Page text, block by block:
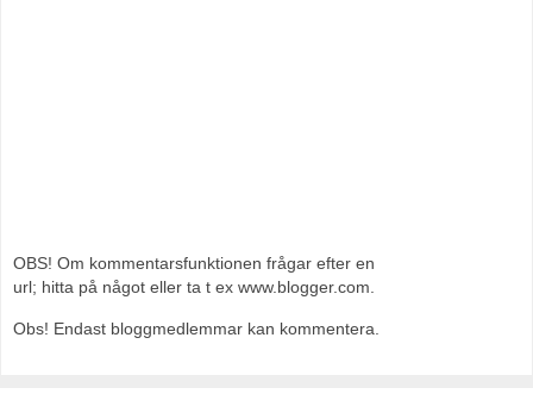
OBS! Om kommentarsfunktionen frågar efter en
url; hitta på något eller ta t ex www.blogger.com.
Obs! Endast bloggmedlemmar kan kommentera.